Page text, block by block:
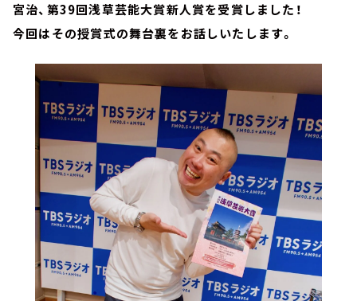
宮治、第39回浅草芸能大賞新人賞を受賞しました！
今回はその授賞式の舞台裏をお話しいたします。